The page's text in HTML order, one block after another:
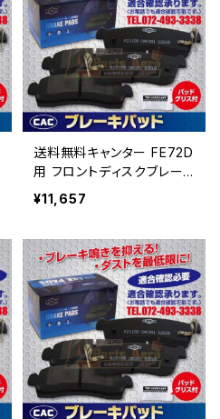
送料無料キャンター FE72D
用 フロントディスクブレー
キパッド左右 ＰＡ513 （CA
C）/専用グリス付Ｗキャリパ
¥11,657